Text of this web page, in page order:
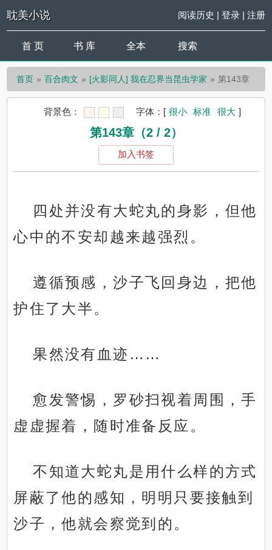
耽美小说 阅读历史 | 登录| 注册
首 页 书 库 全本 搜索
首页 百合肉文 [火影同人] 我在忍界当昆虫学家 第143章
背景色： 字体： [ 很小 标准 很大 ]
第143章（2 / 2）
加入书签
四处并没有大蛇丸的身影，但他
心中的不安却越来越强烈。
遵循预感，沙子飞回身边，把他
护住了大半。
果然没有血迹……
愈发警惕，罗砂扫视着周围，手
虚虚握着，随时准备反应。
不知道大蛇丸是用什么样的方式
屏蔽了他的感知，明明只要接触到
沙子，他就会察觉到的。